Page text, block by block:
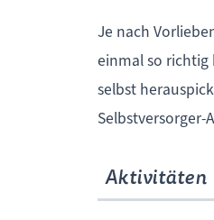
Je nach
einmal so richtig
selbst
Aktivitäten